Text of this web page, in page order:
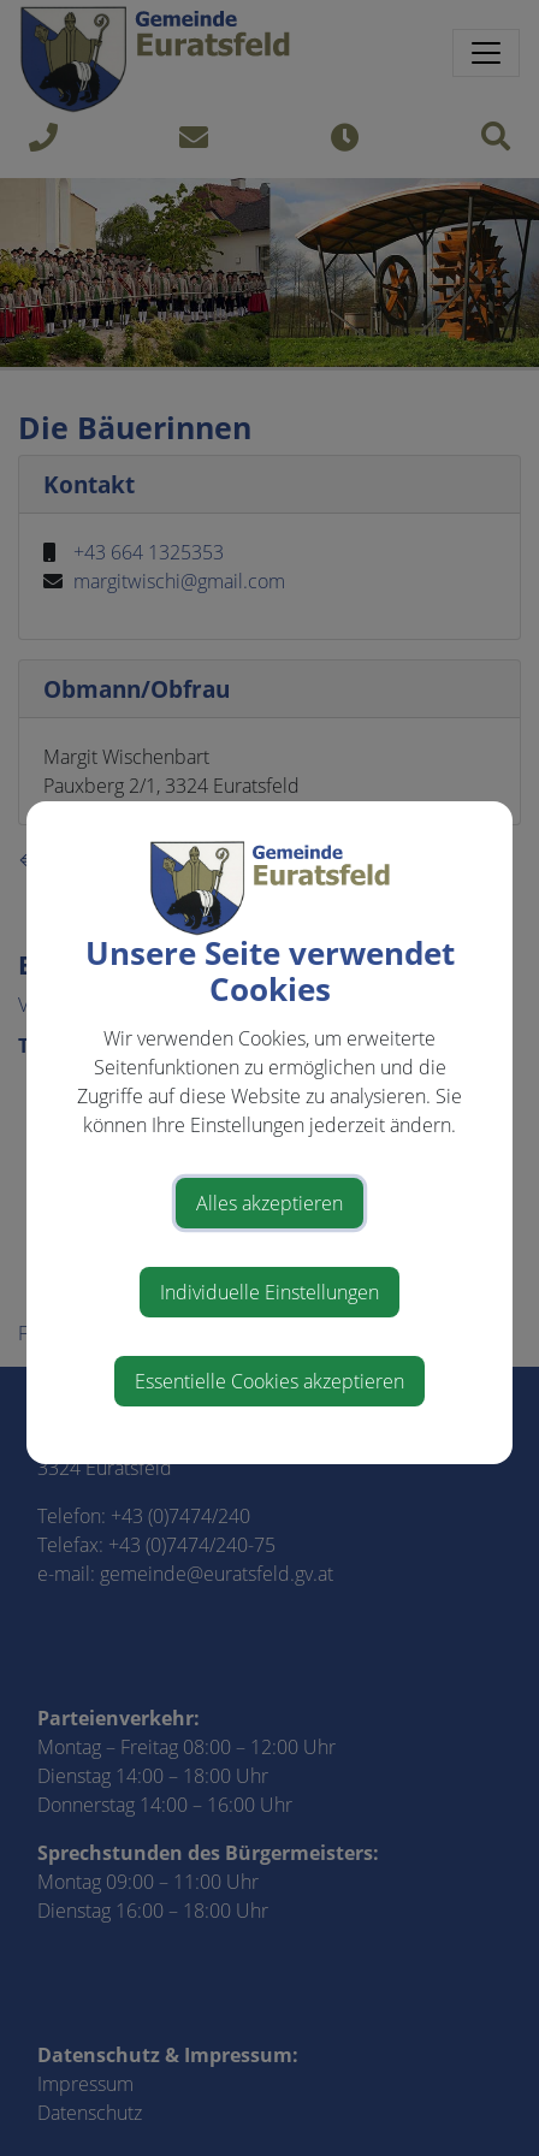
Sprungmarken
Springe direkt zu:
+43
7474
240
gemeinde@euratsfeld.gv.at
Öffnungszeiten
EVENTS & FREIZEIT
VERANSTALTUNGEN
TOURISMUS & FREIZEIT
Vereine
Energie - Themenweg
Gesunde Gemeinde
Familienfreundliche Region
Für Besucher
Die Bäuerinnen
Kontakt
+43 664 1325353
margitwischi@gmail.com
Obmann/Obfrau
Margit Wischenbart
Pauxberg 2/1, 3324 Euratsfeld
⇐ zurück
Marktgemeinde Euratsfeld
3324 Euratsfeld
Telefon: +43 (0)7474/240
Telefax: +43 (0)7474/240-75
e-mail: gemeinde@euratsfeld.gv.at
Parteienverkehr:
Montag – Freitag 08:00 – 12:00 Uhr
Dienstag 14:00 – 18:00 Uhr
Donnerstag 14:00 – 16:00 Uhr
Sprechstunden des Bürgermeisters:
Montag 09:00 – 11:00 Uhr
Dienstag 16:00 – 18:00 Uhr
Datenschutz & Impressum:
Impressum
Datenschutz
Unsere Seite verwendet
Cookies
Wir verwenden Cookies, um erweiterte
Seitenfunktionen zu ermöglichen und die
Zugriffe auf diese Website zu analysieren. Sie
können Ihre Einstellungen jederzeit ändern.
Alles akzeptieren
Individuelle Einstellungen
Essentielle Cookies akzeptieren